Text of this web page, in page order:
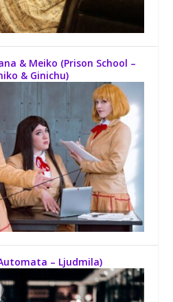
& Meiko (Prison School –
& Ginichu)
– Ljudmila)